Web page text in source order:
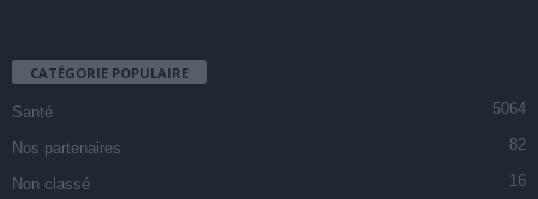
CATÉGORIE POPULAIRE
Santé 5064
Nos partenaires 82
Non classé 16